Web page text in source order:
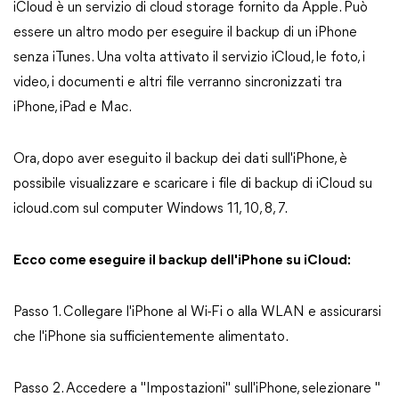
iCloud è un servizio di cloud storage fornito da Apple. Può
essere un altro modo per eseguire il backup di un iPhone
senza iTunes. Una volta attivato il servizio iCloud, le foto, i
video, i documenti e altri file verranno sincronizzati tra
iPhone, iPad e Mac.
Ora, dopo aver eseguito il backup dei dati sull'iPhone, è
possibile visualizzare e scaricare i file di backup di iCloud su
icloud.com sul computer Windows 11, 10, 8, 7.
Ecco come eseguire il backup dell'iPhone su iCloud:
Passo 1. Collegare l'iPhone al Wi-Fi o alla WLAN e assicurarsi
che l'iPhone sia sufficientemente alimentato.
Passo 2. Accedere a "Impostazioni" sull'iPhone, selezionare "